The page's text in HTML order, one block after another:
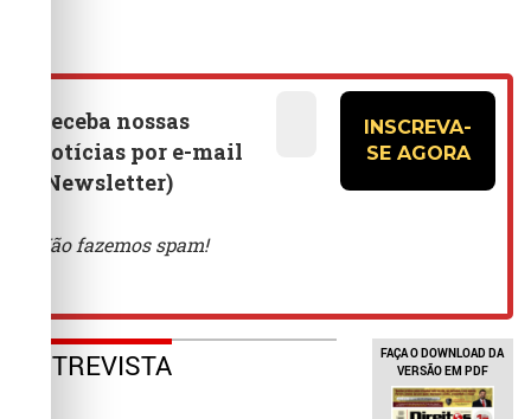
ENTREVISTA
FAÇA O DOWNLOAD DA
VERSÃO EM PDF